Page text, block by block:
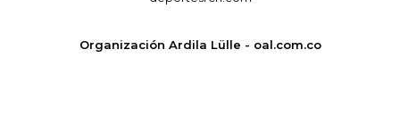
Organización Ardila Lülle - oal.com.co